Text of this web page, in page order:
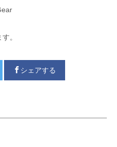
。
シェアする